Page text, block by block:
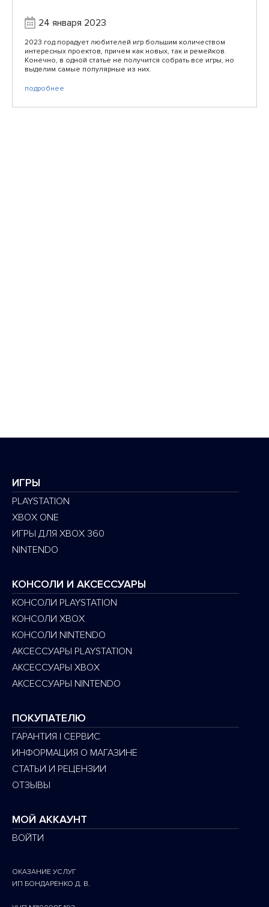
24 января 2023
2023 год порадует любителей игр большим количеством
интересных проектов, причем как новых, так и ремейков.
Конечно, в одной статье не получится собрать все игры, но
выделим самые популярные из них.
подробнее
ИГРЫ
PLAYSTATION
XBOX ONE
ИГРЫ ДЛЯ XBOX 360
NINTENDO
КОНСОЛИ И АКСЕССУАРЫ
КОНСОЛИ PLAYSTATION
КОНСОЛИ XBOX
КОНСОЛИ NINTENDO
АКСЕССУАРЫ PLAYSTATION
АКСЕССУАРЫ XBOX
АКСЕССУАРЫ NINTENDO
ПОКУПАТЕЛЮ
ГАРАНТИЯ | СЕРВИС
ИНФОРМАЦИЯ О МАГАЗИНЕ
СТАТЬИ И РЕЦЕНЗИИ
ОТЗЫВЫ
МОЙ АККАУНТ
ВОЙТИ
ОКАЗАНИЕ УСЛУГ
ИП БОНДАРЕНКО Д. В.